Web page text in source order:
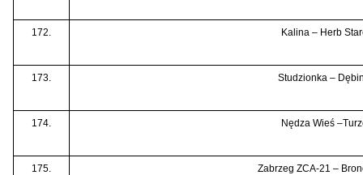
172. Kalina – Herb
173. Studzionka –
174. Nędza Wieś
175. Zabrzeg ZCA-21 –